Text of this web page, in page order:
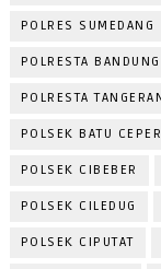
POLRES SUMEDANG
POLRESTA BANDUNG
POLRESTA
POLSEK BATU CEPER
POLSEK CIBEBER
POLSEK CILEDUG
POLSEK CIPUTAT